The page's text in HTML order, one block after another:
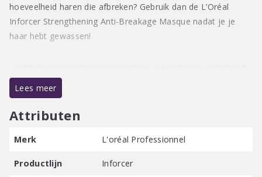
hoeveelheid haren die afbreken? Gebruik dan de L’Oréal
Inforcer Strengthening Anti-Breakage Masque nadat je je
haar hebt gewassen!
-Ideaal voor verzwakt haar (dat snel breekt).
-Verrijkt met Vitamine B6 en Biotine die je haar versterken.
-Haarbreuk en haaruitval worden geminimaliseerd.
glans!
Lees meer
Attributen
Merk L'oréal Professionnel
Productlijn Inforcer